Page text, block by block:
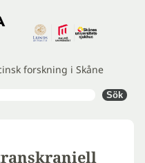
forskning i Skåne
Sök